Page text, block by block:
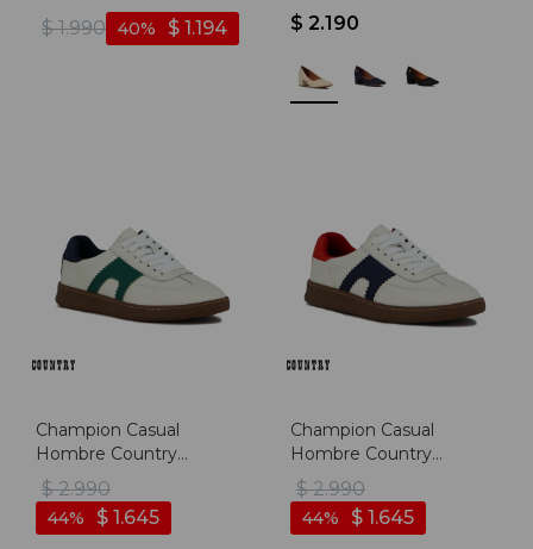
- Marron - Marron
$ 1.990 $ 1.194
40 $ 2.190
Champion Casual
Hombre Country
Acordonado - Blanco-
verde
$ 2.990
$ 1.645
44
Champion Casual
Hombre Country
Acordonado - Blanco-
marino
$ 2.990
$ 1.645
44